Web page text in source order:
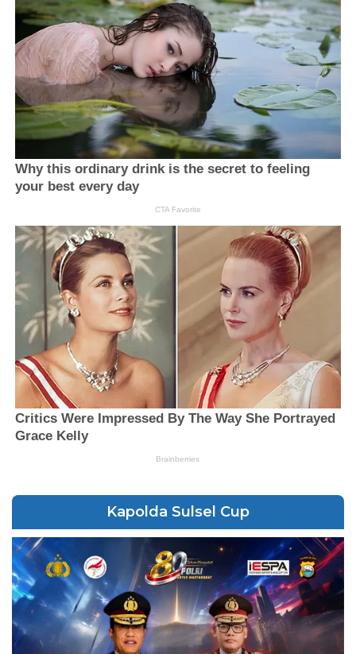
Kapolda Sulsel Cup